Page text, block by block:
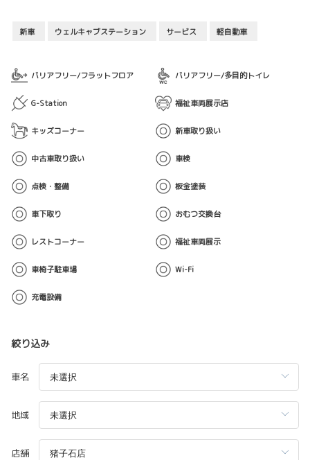
新車 ウェルキャブステーション サービス 軽自動車
バリアフリー/フラットフロア バリアフリー/多目的トイレ
G-Station 福祉車両展示店
キッズコーナー 新車取り扱い
中古車取り扱い 車検
点検・整備 板金塗装
車下取り おむつ交換台
レストコーナー 福祉車両展示
車椅子駐車場 Wi-Fi
充電設備
絞り込み
車名
地域
店舗